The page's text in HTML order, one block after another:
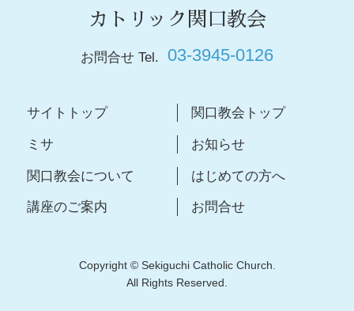
カトリック関口教会
お問合せ Tel. 03-3945-0126
サイトトップ 関口教会トップ
ミサ お知らせ
関口教会について はじめての方へ
講座のご案内 お問合せ
Copyright © Sekiguchi Catholic Church.
All Rights Reserved.